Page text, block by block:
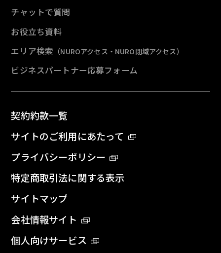
チャットで質問
お役立ち資料
エリア検索 （NUROアクセス・NURO閉域アクセス）
ビジネスパートナー応募フォーム
契約約款一覧
サイトのご利用にあたって
プライバシーポリシー
特定商取引法に関する表示
サイトマップ
会社情報サイト
個人向けサービス